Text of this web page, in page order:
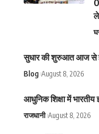
सुधार की शुरुआत आज से
Blog August 8, 2026
आधुनिक शिक्षा में भारतीय
राजधानी August 8, 2026